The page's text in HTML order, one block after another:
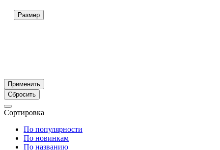
Размер
Применить
Сбросить
Сортировка
По популярности
По новинкам
По названию